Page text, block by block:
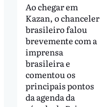
Ao chegar em
Kazan, o chanceler
brasileiro falou
brevemente com a
imprensa
brasileira e
comentou os
principais pontos
da agenda da